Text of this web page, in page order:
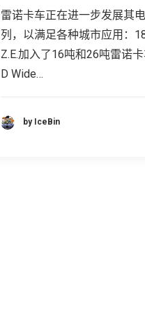
雷诺卡车正在进一步发展其
列，以满足各种城市应用：
Z.E.加入了16吨和26吨雷诺卡
D Wide…
by IceBin